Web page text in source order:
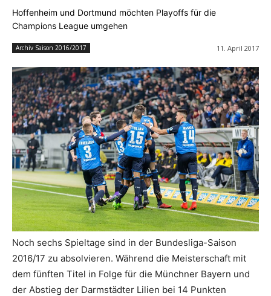
Hoffenheim und Dortmund möchten Playoffs für die
Champions League umgehen
Archiv Saison 2016/2017 11. April 2017
Noch sechs Spieltage sind in der Bundesliga-Saison
2016/17 zu absolvieren. Während die Meisterschaft mit
dem fünften Titel in Folge für die Münchner Bayern und
der Abstieg der Darmstädter Lilien bei 14 Punkten